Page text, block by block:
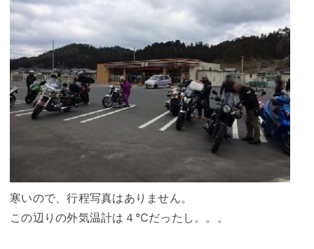
寒いので、行程写真はありません。
この辺りの外気温計は４℃だったし。。。